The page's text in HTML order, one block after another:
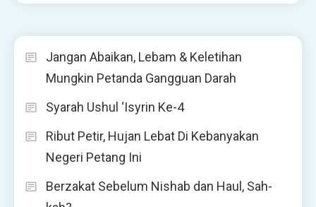
Jangan Abaikan, Lebam & Keletihan
Mungkin Petanda Gangguan Darah
Syarah Ushul ‘Isyrin Ke-4
Ribut Petir, Hujan Lebat Di Kebanyakan
Negeri Petang Ini
Berzakat Sebelum Nishab dan Haul, Sah-